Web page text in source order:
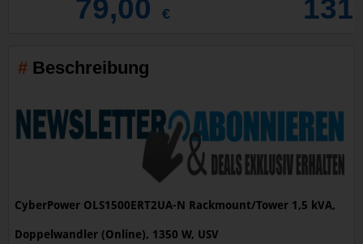
79,00 €
Beschreibung
CyberPower OLS1500ERT2UA-N Rackmount/Tower 1,5 kVA,
Doppelwandler (Online), 1350 W, USV